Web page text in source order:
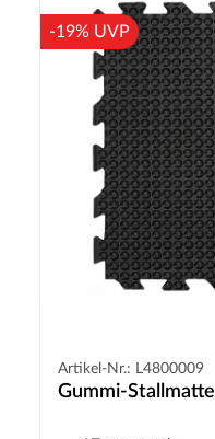
-19% UVP
Artikel-Nr.: L4800009
Gummi-Stallmatte